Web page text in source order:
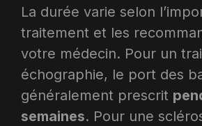
La durée varie selon
traitement et les
votre médecin. Pour un
échographie, le port des
généralement prescrit
semaines. Pour une